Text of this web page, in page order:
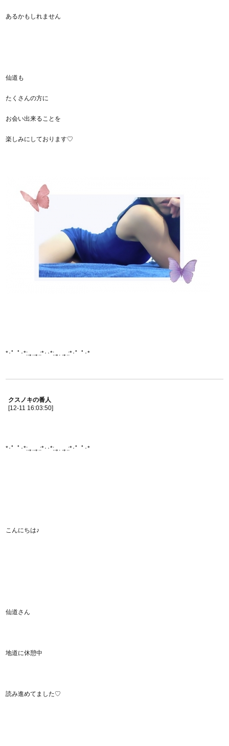
あるかもしれません
仙道も
たくさんの方に
お会い出来ることを
楽しみにしております♡
*･゜ﾟ･*:.｡..｡.:*･･*:.｡. .｡.:*･゜ﾟ･*
クスノキの番人
[12-11 16:03:50]
*･゜ﾟ･*:.｡..｡.:*･･*:.｡. .｡.:*･゜ﾟ･*
こんにちは♪
仙道さん
地道に休憩中
読み進めてました♡